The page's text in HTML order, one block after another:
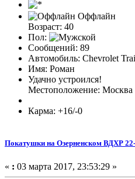
Оффлайн
Возраст: 40
Пол:
Сообщений: 89
Автомобиль: Chevrolet
Имя: Роман
Удачно устроился!
Местоположение: Москва
Карма: +16/-0
Покатушки на Озерненском ВДХР
« : 03 марта 2017, 23:53:29 »